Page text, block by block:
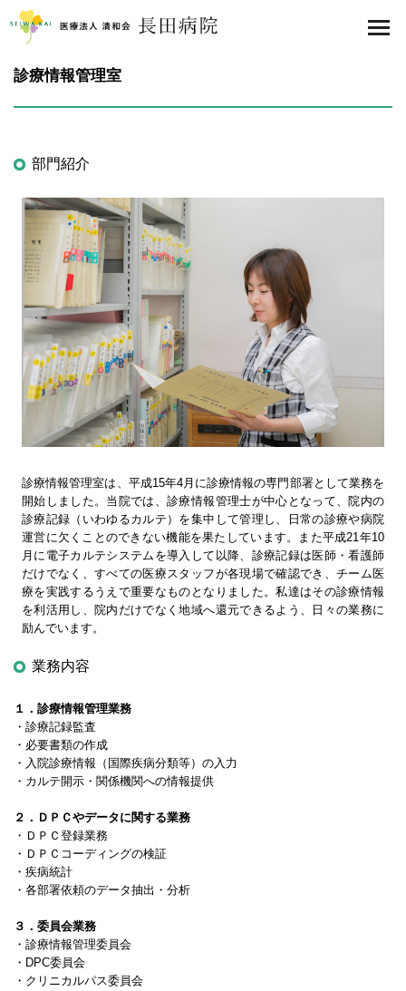
診療情報管理室
部門紹介
診療情報管理室は、平成15年4月に診療情報の専門部署として業務を
開始しました。当院では、診療情報管理士が中心となって、院内の
診療記録（いわゆるカルテ）を集中して管理し、日常の診療や病院
運営に欠くことのできない機能を果たしています。また平成21年10
月に電子カルテシステムを導入して以降、診療記録は医師・看護師
だけでなく、すべての医療スタッフが各現場で確認でき、チーム医
療を実践するうえで重要なものとなりました。私達はその診療情報
を利活用し、院内だけでなく地域へ還元できるよう、日々の業務に
励んでいます。
業務内容
１．診療情報管理業務
・診療記録監査
・必要書類の作成
・入院診療情報（国際疾病分類等）の入力
・カルテ開示・関係機関への情報提供
２．ＤＰＣやデータに関する業務
・ＤＰＣ登録業務
・ＤＰＣコーディングの検証
・疾病統計
・各部署依頼のデータ抽出・分析
３．委員会業務
・診療情報管理委員会
・DPC委員会
・クリニカルパス委員会